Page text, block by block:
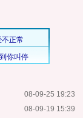
08-09-25 19:23
08-09-19 15:39